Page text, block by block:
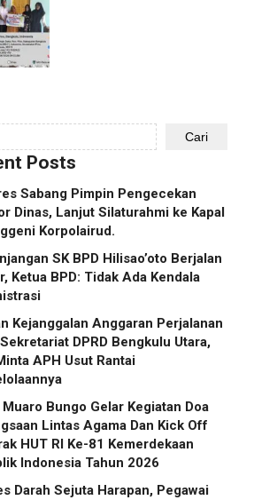
Cari
Posts
Sabang Pimpin Pengecekan
Dinas, Lanjut Silaturahmi ke Kapal
Korpolairud.
SK BPD Hilisao’oto Berjalan
Ketua BPD: Tidak Ada Kendala
Kejanggalan Anggaran Perjalanan
DPRD Bengkulu Utara,
APH Usut Rantai
Muaro Bungo Gelar Kegiatan Doa
Lintas Agama Dan Kick Off
HUT RI Ke-81 Kemerdekaan
Indonesia Tahun 2026
Darah Sejuta Harapan, Pegawai